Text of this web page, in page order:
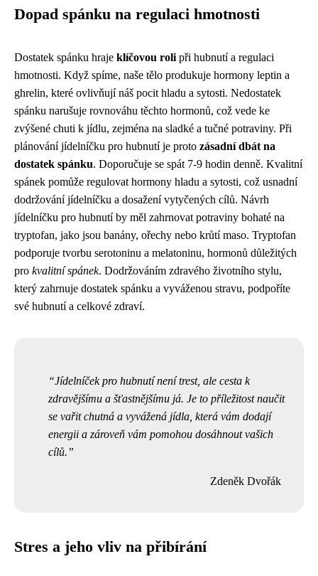
Dopad spánku na regulaci hmotnosti
Dostatek spánku hraje klíčovou roli při hubnutí a regulaci
hmotnosti. Když spíme, naše tělo produkuje hormony leptin a
ghrelin, které ovlivňují náš pocit hladu a sytosti. Nedostatek
spánku narušuje rovnováhu těchto hormonů, což vede ke
zvýšené chuti k jídlu, zejména na sladké a tučné potraviny. Při
plánování jídelníčku pro hubnutí je proto zásadní dbát na
dostatek spánku. Doporučuje se spát 7-9 hodin denně. Kvalitní
spánek pomůže regulovat hormony hladu a sytosti, což usnadní
dodržování jídelníčku a dosažení vytyčených cílů. Návrh
jídelníčku pro hubnutí by měl zahrnovat potraviny bohaté na
tryptofan, jako jsou banány, ořechy nebo krůtí maso. Tryptofan
podporuje tvorbu serotoninu a melatoninu, hormonů důležitých
pro kvalitní spánek. Dodržováním zdravého životního stylu,
který zahrnuje dostatek spánku a vyváženou stravu, podpoříte
své hubnutí a celkové zdraví.
Jídelníček pro hubnutí není trest, ale cesta k
zdravějšímu a šťastnějšímu já. Je to příležitost naučit
se vařit chutná a vyvážená jídla, která vám dodají
energii a zároveň vám pomohou dosáhnout vašich
cílů.
Zdeněk Dvořák
Stres a jeho vliv na přibírání